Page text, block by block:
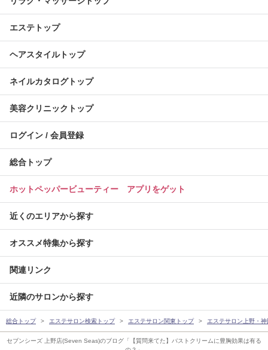
セブンシーズ 上野店(Seven Seas)のブログ「【質問来てた】バストクリームに豊胸効果は有る
エステトップ
ヘアスタイルトップ
ネイルカタログトップ
美容クリニックトップ
ログイン / 会員登録
総合トップ
ホットペッパービューティー アプリをゲット
近くのエリアから探す
オススメ特集から探す
関連リンク
近隣のサロンから探す
総合トップ エステサロン検索トップ エステサロン関東トップ エステサロン上野・